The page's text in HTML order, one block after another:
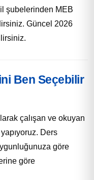
şubelerinden MEB
Güncel 2026
Ben Seçebilir
çalışan ve okuyan
Ders
göre
göre